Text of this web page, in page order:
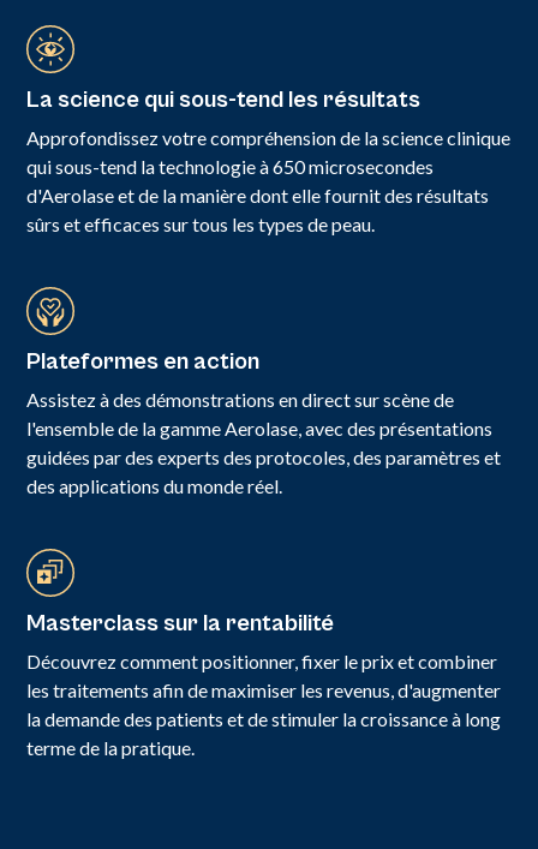
La science qui sous-tend les résultats
Approfondissez votre compréhension de la science clinique
qui sous-tend la technologie à 650 microsecondes
d'Aerolase et de la manière dont elle fournit des résultats
sûrs et efficaces sur tous les types de peau.
Plateformes en action
Assistez à des démonstrations en direct sur scène de
l'ensemble de la gamme Aerolase, avec des présentations
guidées par des experts des protocoles, des paramètres et
des applications du monde réel.
Masterclass sur la rentabilité
Découvrez comment positionner, fixer le prix et combiner
les traitements afin de maximiser les revenus, d'augmenter
la demande des patients et de stimuler la croissance à long
terme de la pratique.